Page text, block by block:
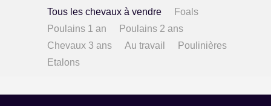
Tous les chevaux à vendre
Foals
Poulains 1 an
Poulains 2 ans
Chevaux 3 ans
Au travail
Poulinières
Etalons